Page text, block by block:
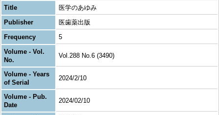
Title
医学のあゆみ
Publisher
医歯薬出版
Frequency
5
Volume - Vol.
No.
Vol.288 No.6 (3490)
Volume - Years
of Serial
2024/2/10
Volume - Pub.
Date
2024/02/10